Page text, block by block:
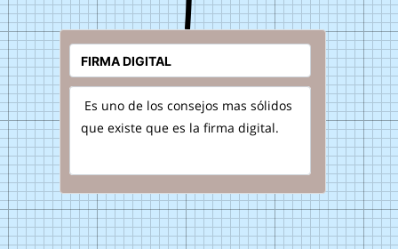
Es uno de los consejos mas sólidos
que existe que es la firma digital.